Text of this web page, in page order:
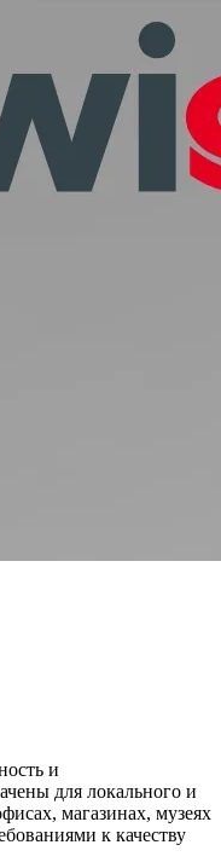
и
для локального и
магазинах, музеях
к качеству